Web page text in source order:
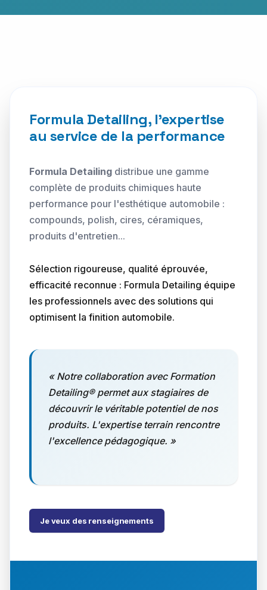
Formula Detailing, l'expertise
au service de la performance
Formula Detailing distribue une gamme
complète de produits chimiques haute
performance pour l'esthétique automobile :
compounds, polish, cires, céramiques,
produits d'entretien...
Sélection rigoureuse, qualité éprouvée,
efficacité reconnue : Formula Detailing équipe
les professionnels avec des solutions qui
optimisent la finition automobile.
« Notre collaboration avec Formation
Detailing® permet aux stagiaires de
découvrir le véritable potentiel de nos
produits. L'expertise terrain rencontre
l'excellence pédagogique. »
Je veux des renseignements